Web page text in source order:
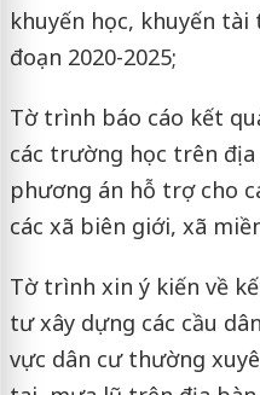
khuyến học, khuyến
đoạn 2020-2025;
Tờ trình báo cáo kết
các trường học trên
phương án hỗ trợ cho
các xã biên giới, xã
Tờ trình xin ý kiến về
tư xây dựng các cầu
vực dân cư thường